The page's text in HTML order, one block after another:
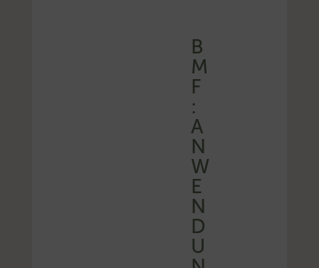
B
M
F
:
A
N
W
E
N
D
U